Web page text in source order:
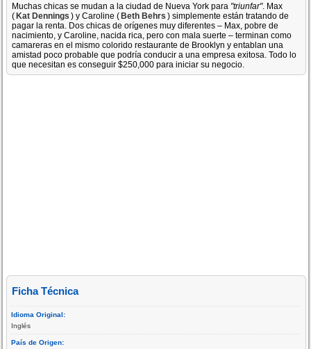
Muchas chicas se mudan a la ciudad de Nueva York para "triunfar". Max
(Kat Dennings ) y Caroline (Beth Behrs ) simplemente están tratando de
pagar la renta. Dos chicas de orígenes muy diferentes – Max, pobre de
nacimiento, y Caroline, nacida rica, pero con mala suerte – terminan como
camareras en el mismo colorido restaurante de Brooklyn y entablan una
amistad poco probable que podría conducir a una empresa exitosa. Todo lo
que necesitan es conseguir $250,000 para iniciar su negocio.
Ficha Técnica
Idioma Original:
Inglés
País de Origen: